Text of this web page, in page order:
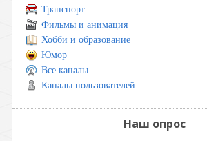
Транспорт
Фильмы и анимация
Хобби и образование
Юмор
Все каналы
Каналы пользователей
Наш опрос